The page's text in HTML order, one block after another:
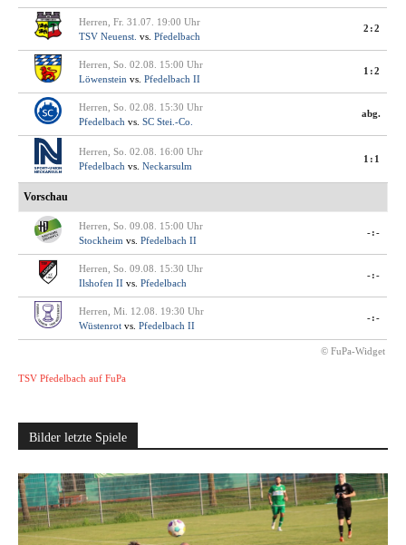
Herren, Fr. 31.07. 19:00 Uhr
TSV Neuenst. vs. Pfedelbach
2:2
Herren, So. 02.08. 15:00 Uhr
Löwenstein vs. Pfedelbach II
1:2
Herren, So. 02.08. 15:30 Uhr
Pfedelbach vs. SC Stei.-Co.
abg.
Herren, So. 02.08. 16:00 Uhr
Pfedelbach vs. Neckarsulm
1:1
Vorschau
Herren, So. 09.08. 15:00 Uhr
Stockheim vs. Pfedelbach II
-:-
Herren, So. 09.08. 15:30 Uhr
Ilshofen II vs. Pfedelbach
-:-
Herren, Mi. 12.08. 19:30 Uhr
Wüstenrot vs. Pfedelbach II
-:-
© FuPa-Widget
TSV Pfedelbach auf FuPa
Bilder letzte Spiele